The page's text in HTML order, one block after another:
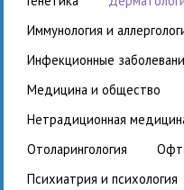
иммунология и
инфекционные
медицина и общество
нетрадиционная
отоларингология
психиатрия и психология